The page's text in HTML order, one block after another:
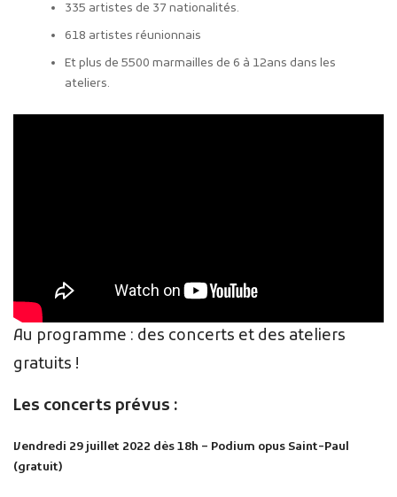
335 artistes de 37 nationalités.
618 artistes réunionnais
Et plus de 5500 marmailles de 6 à 12ans dans les
ateliers.
Au programme : des concerts et des ateliers
gratuits !
Les concerts prévus :
Vendredi 29 juillet 2022 dès 18h – Podium opus Saint-Paul
(gratuit)